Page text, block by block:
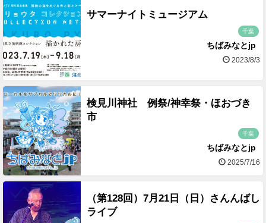
サマーナイトミュージアム
千葉
ちばみなとjp
2023/8/3
検見川神社 例祭/神幸祭・ほおづき
市
千葉
ちばみなとjp
2025/7/16
（第128回）7月21日（日）さんんばし
ライブ